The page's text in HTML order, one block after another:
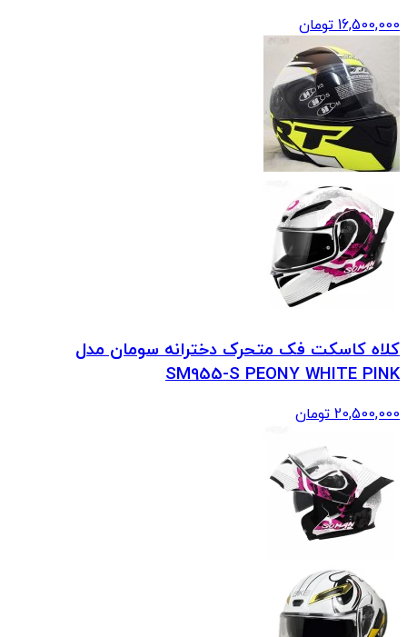
16,500,000 تومان
کلاه کاسکت فک متحرک دخترانه سومان مدل
SM955-S PEONY WHITE PINK
20,500,000 تومان